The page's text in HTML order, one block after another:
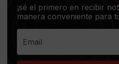
¡sé el primero en recibir
manera conveniente para ti!